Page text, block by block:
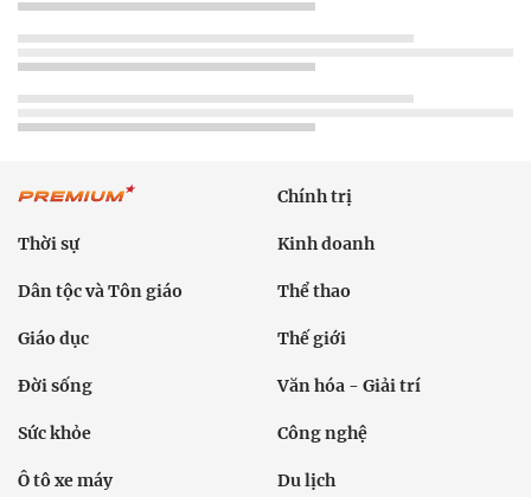
Chính trị
Thời sự Kinh doanh
Dân tộc và Tôn giáo Thể thao
Giáo dục Thế giới
Đời sống Văn hóa - Giải trí
Sức khỏe Công nghệ
Ô tô xe máy Du lịch